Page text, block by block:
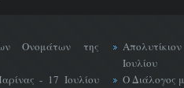
Ονομάτων της
- 17 Ιουλίου
Ιουλίου
Ο Διάλογος